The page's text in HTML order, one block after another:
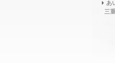
あ
三